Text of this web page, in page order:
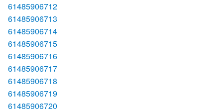
61485906712
61485906713
61485906714
61485906715
61485906716
61485906717
61485906718
61485906719
61485906720